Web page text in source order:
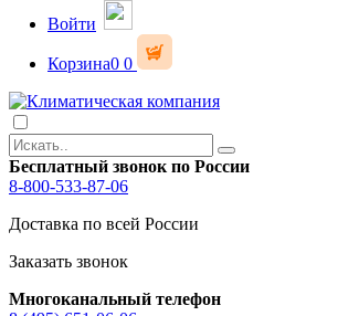
Войти
Корзина0 0
Бесплатный звонок по России
8-800-533-87-06
Доставка по всей России
Заказать звонок
Многоканальный телефон